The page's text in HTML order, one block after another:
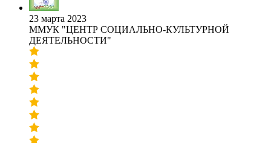
23 марта 2023
ММУК "ЦЕНТР СОЦИАЛЬНО-КУЛЬТУРНОЙ
ДЕЯТЕЛЬНОСТИ"